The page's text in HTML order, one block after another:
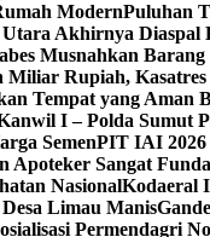
ModernPuluhan
Utara Akhirnya Diaspal
Musnahkan
Miliar Rupiah,
Tempat yang Aman
I – Polda Sumut
SemenPIT IAI 2026
Apoteker Sangat
NasionalKodaeral
Limau Manis
Permendagri